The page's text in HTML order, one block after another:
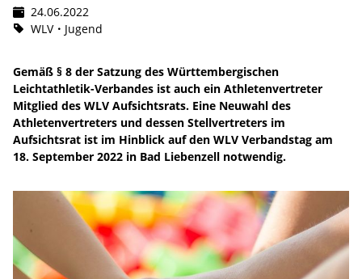
24.06.2022
WLV
Jugend
Gemäß § 8 der Satzung des Württembergischen
Leichtathletik-Verbandes ist auch ein Athletenvertreter
Mitglied des WLV Aufsichtsrats. Eine Neuwahl des
Athletenvertreters und dessen Stellvertreters im
Aufsichtsrat ist im Hinblick auf den WLV Verbandstag am
18. September 2022 in Bad Liebenzell notwendig.